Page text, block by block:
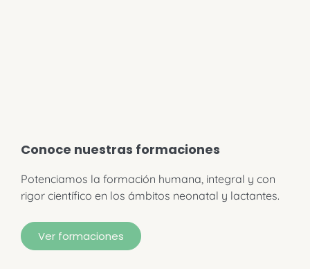
Conoce nuestras formaciones
Potenciamos la formación humana, integral y con
rigor científico en los ámbitos neonatal y lactantes.
Ver formaciones